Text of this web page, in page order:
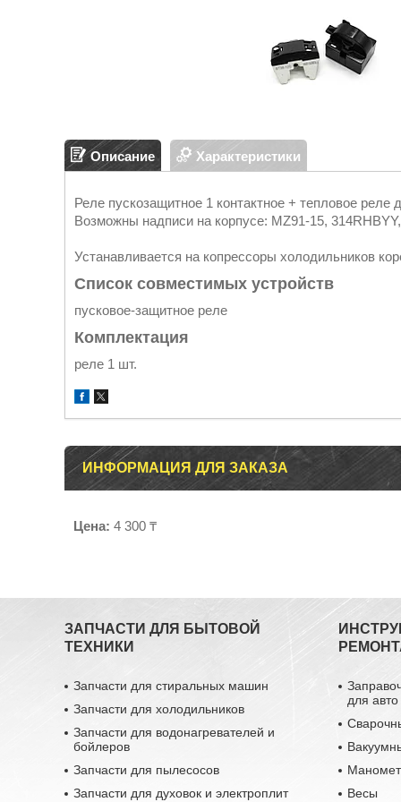
Описание Характеристики
Реле пускозащитное 1 контактное + тепловое
Возможны надписи на корпусе: MZ91-15,
Устанавливается на копрессоры холодильников
Список совместимых устройств
пусковое-защитное реле
Комплектация
реле 1 шт.
ИНФОРМАЦИЯ ДЛЯ ЗАКАЗА
Цена: 4 300 ₸
ЗАПЧАСТИ ДЛЯ БЫТОВОЙ
ТЕХНИКИ
Запчасти для стиральных машин
Запчасти для холодильников
Запчасти для водонагревателей и
бойлеров
Запчасти для пылесосов
Запчасти для духовок и электроплит
для
Весы